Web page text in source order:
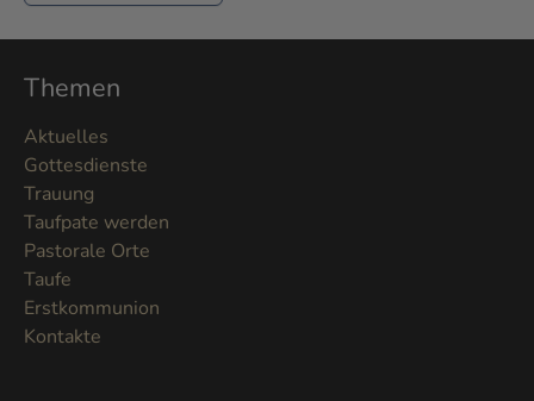
Themen
Aktuelles
Gottesdienste
Trauung
Taufpate werden
Pastorale Orte
Taufe
Erstkommunion
Kontakte